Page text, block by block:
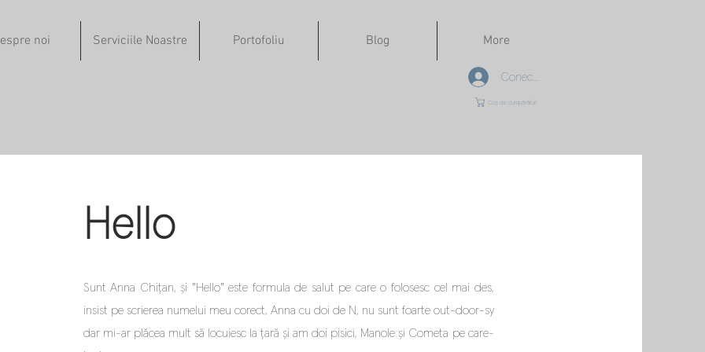
noi Serviciile Noastre Portofoliu Blog More
Conectează-te
Coș de cumpărături
Hello
Sunt Anna Chițan, și "Hello" este formula de salut pe care o folosesc cel mai des,
insist pe scrierea numelui meu corect, Anna cu doi de N, nu sunt foarte out-door-sy
dar mi-ar plăcea mult să locuiesc la țară și am doi pisici, Manole și Cometa pe care-